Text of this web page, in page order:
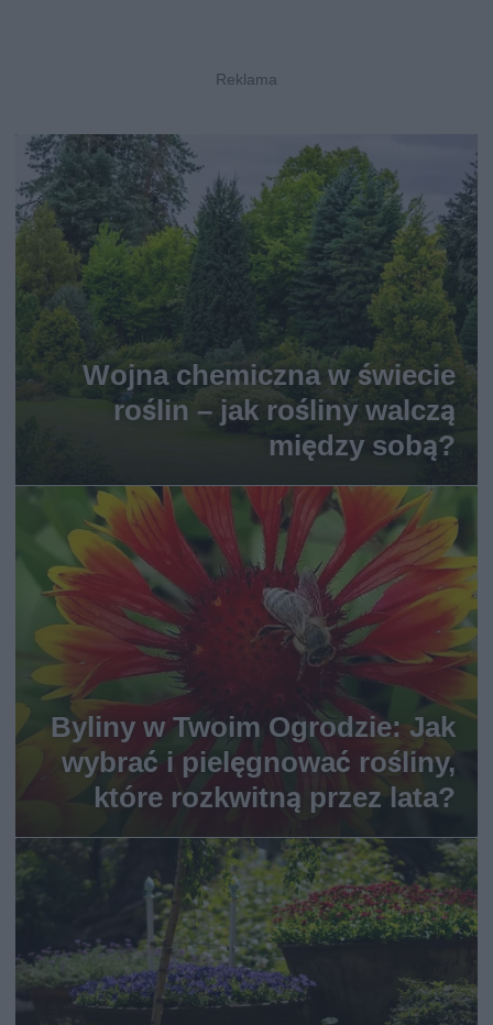
Wojna chemiczna w świecie
roślin – jak rośliny walczą
między sobą?
Byliny w Twoim Ogrodzie: Jak
wybrać i pielęgnować rośliny,
które rozkwitną przez lata?